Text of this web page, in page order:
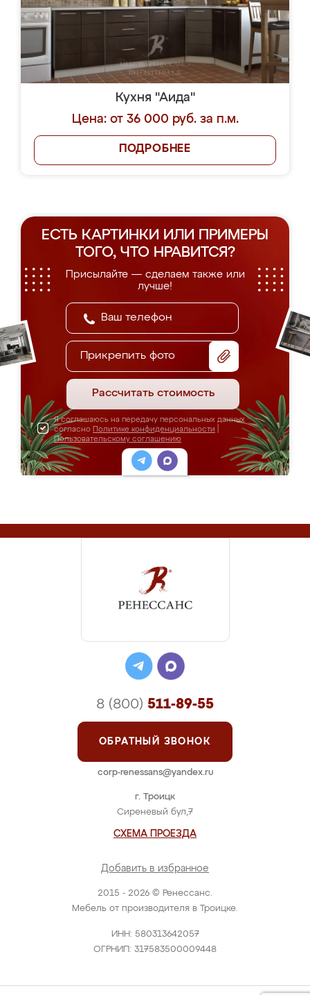
Кухня "Аида"
Цена: от 36 000 руб. за п.м.
ПОДРОБНЕЕ
ЕСТЬ КАРТИНКИ ИЛИ ПРИМЕРЫ
ТОГО, ЧТО НРАВИТСЯ?
Присылайте — сделаем также или
лучше!
Прикрепить фото
Рассчитать стоимость
Я соглашаюсь на передачу персональных данных
согласно Политике конфиденциальности
Пользовательскому соглашению
2015 - 2026 © Ренессанс.
Мебель от производителя в Троицке.
ИНН: 580313642057
ОГРНИП: 317583500009448
г. Троицк
Сиреневый бул,7
СХЕМА ПРОЕЗДА
Добавить в избранное
8 (800) 511-89-55
ОБРАТНЫЙ ЗВОНОК
corp-renessans@yandex.ru